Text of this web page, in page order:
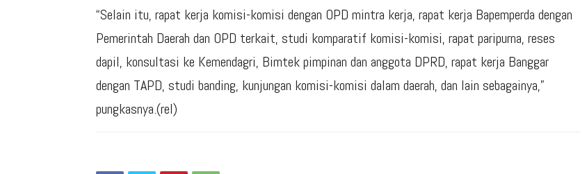
“Selain itu, rapat kerja komisi-komisi dengan OPD mintra kerja, rapat kerja Bapemperda dengan
Pemerintah Daerah dan OPD terkait, studi komparatif komisi-komisi, rapat paripurna, reses
dapil, konsultasi ke Kemendagri, Bimtek pimpinan dan anggota DPRD, rapat kerja Banggar
dengan TAPD, studi banding, kunjungan komisi-komisi dalam daerah, dan lain sebagainya,”
pungkasnya.(rel)